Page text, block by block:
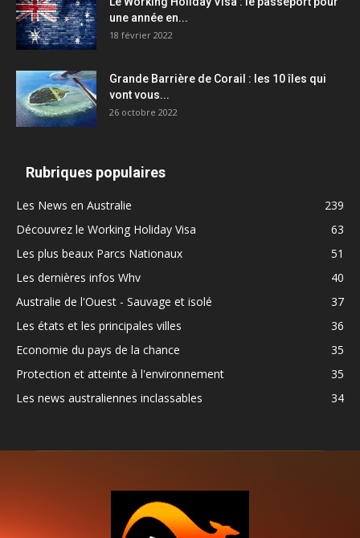
une année en...
18 février 2022
Grande Barrière de Corail : les 10 îles qui
vont vous...
26 octobre 2022
Rubriques populaires
Les News en Australie
239
Découvrez le Working Holiday Visa
63
Les plus beaux Parcs Nationaux
51
Les dernières infos Whv
40
Australie de l'Ouest - Sauvage et isolé
37
Les états et les principales villes
36
Economie du pays de la chance
35
Protection et atteinte à l'environnement
35
Les news australiennes inclassables
34